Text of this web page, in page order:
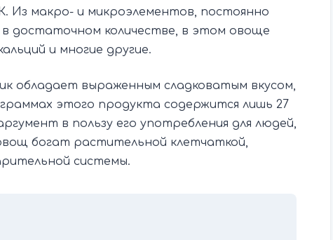
Из макро- и микроэлементов, постоянно
в достаточном количестве, в этом овоще
и многие другие.
обладает выраженным сладковатым вкусом,
этого продукта содержится лишь 27
в пользу его употребления для людей,
богат растительной клетчаткой,
системы.